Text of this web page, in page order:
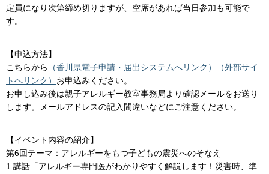
定員になり次第締め切りますが、空席があれば当日参加も可能で
す。
【申込方法】
こちらから
（香川県電子申請・届出システムへリンク）（外部サイ
トへリンク） お申込みください。
お申し込み後は親子アレルギー教室事務局より確認メールをお送り
します。メールアドレスの記入間違いなどにご注意ください。
【イベント内容の紹介】
第6回テーマ：アレルギーをもつ子どもの震災へのそなえ
1.講話「アレルギー専門医がわかりやすく解説します！災害時、準